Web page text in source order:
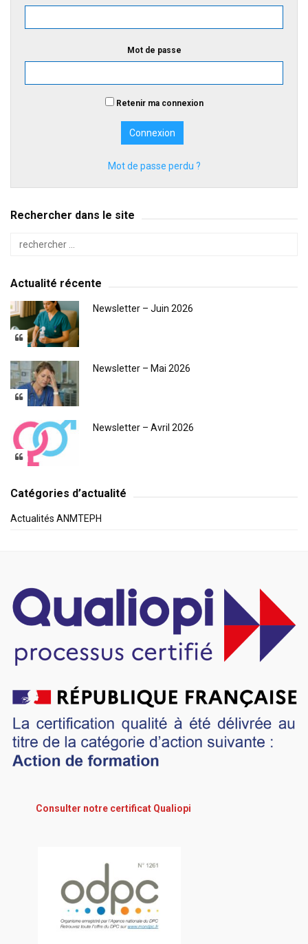
Mot de passe
Retenir ma connexion
Mot de passe perdu ?
Rechercher dans le site
Actualité récente
Newsletter – Juin 2026
Newsletter – Mai 2026
Newsletter – Avril 2026
Catégories d’actualité
Actualités ANMTEPH
Consulter notre certificat Qualiopi